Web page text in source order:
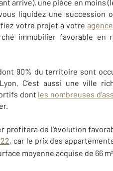
arrive), une pièce en
liquidez une succession
votre projet à votre
immobilier favorable en
90% du territoire sont
C’est aussi une ville
dont les nombreuses
profitera de l’évolution
, car le prix des
moyenne acquise de 66 m²